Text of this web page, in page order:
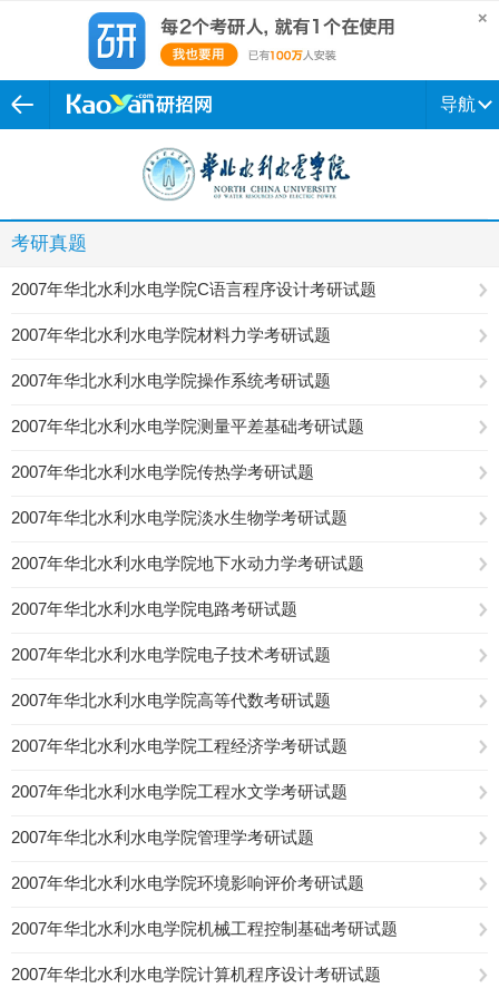
导航
考研真题
2007年华北水利水电学院C语言程序设计考研试题
2007年华北水利水电学院材料力学考研试题
2007年华北水利水电学院操作系统考研试题
2007年华北水利水电学院测量平差基础考研试题
2007年华北水利水电学院传热学考研试题
2007年华北水利水电学院淡水生物学考研试题
2007年华北水利水电学院地下水动力学考研试题
2007年华北水利水电学院电路考研试题
2007年华北水利水电学院电子技术考研试题
2007年华北水利水电学院高等代数考研试题
2007年华北水利水电学院工程经济学考研试题
2007年华北水利水电学院工程水文学考研试题
2007年华北水利水电学院管理学考研试题
2007年华北水利水电学院环境影响评价考研试题
2007年华北水利水电学院机械工程控制基础考研试题
2007年华北水利水电学院计算机程序设计考研试题